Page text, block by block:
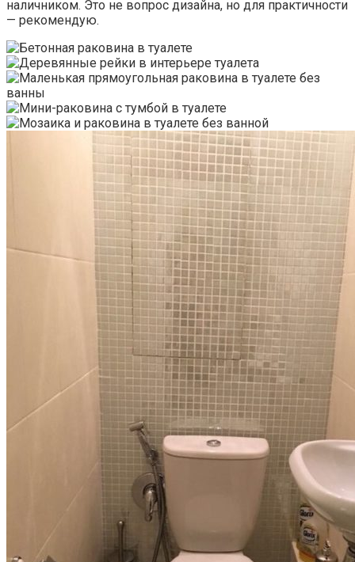
наличником. Это не вопрос дизайна, но для практичности
— рекомендую.